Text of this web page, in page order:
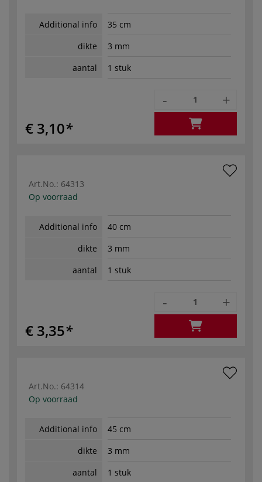
Additional info
35 cm
dikte
3 mm
aantal
1 stuk
€ 3,10
- +
Art.No.: 64313
Op voorraad
Additional info
40 cm
dikte
3 mm
aantal
1 stuk
€ 3,35
- +
Art.No.: 64314
Op voorraad
Additional info
45 cm
dikte
3 mm
aantal
1 stuk